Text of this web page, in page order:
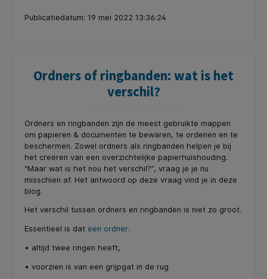
Publicatiedatum: 19 mei 2022 13:36:24
Ordners of ringbanden: wat is het
verschil?
Ordners en ringbanden zijn de meest gebruikte mappen
om papieren & documenten te bewaren, te ordenen en te
beschermen. Zowel ordners als ringbanden helpen je bij
het creëren van een overzichtelijke papierhuishouding.
“Maar wat is het nou het verschil?”, vraag je je nu
misschien af. Het antwoord op deze vraag vind je in deze
blog.
Het verschil tussen ordners en ringbanden is niet zo groot.
Essentieel is dat een ordner:
• altijd twee ringen heeft,
• voorzien is van een grijpgat in de rug